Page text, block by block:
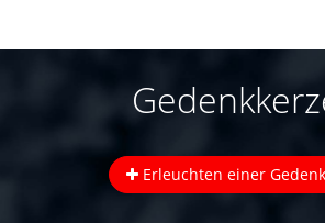
Erleuchten einer